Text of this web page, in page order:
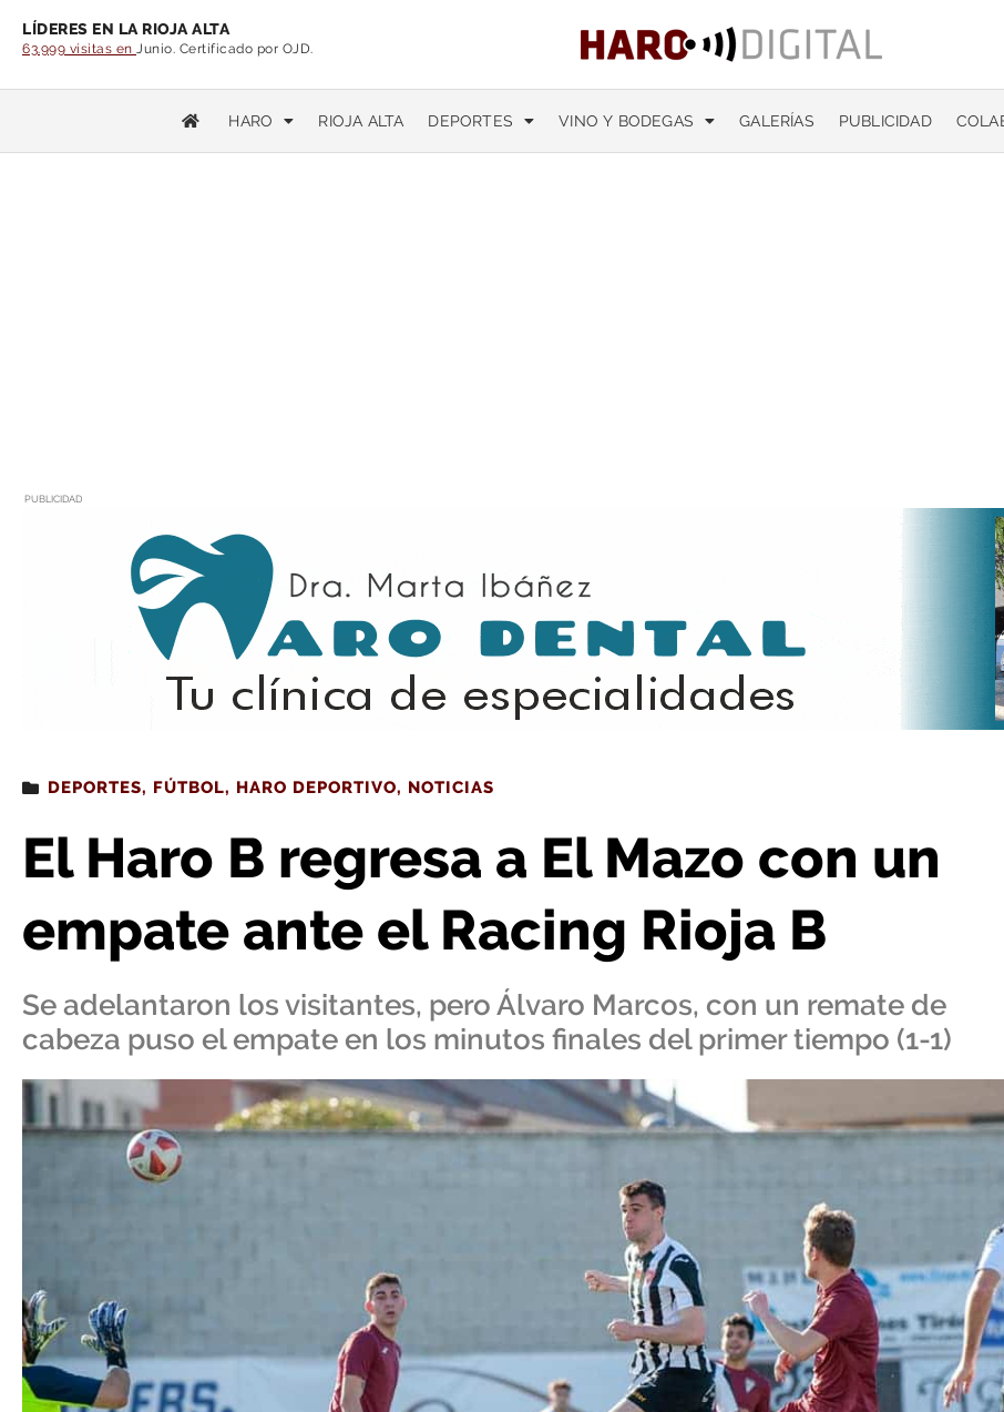
LÍDERES EN LA RIOJA ALTA
63.999 visitas en Junio. Certificado por OJD.
HARO RIOJA ALTA DEPORTES VINO Y BODEGAS GALERÍAS PUBLICIDAD
PUBLICIDAD
Estás leyendo : El Haro B regresa a El Mazo con un empate ante el Racing Rioja B
DEPORTES, FÚTBOL, HARO DEPORTIVO, NOTICIAS
El Haro B regresa a El Mazo con un
empate ante el Racing Rioja B
Se adelantaron los visitantes, pero Álvaro Marcos, con un remate de
cabeza puso el empate en los minutos finales del primer tiempo (1-1)